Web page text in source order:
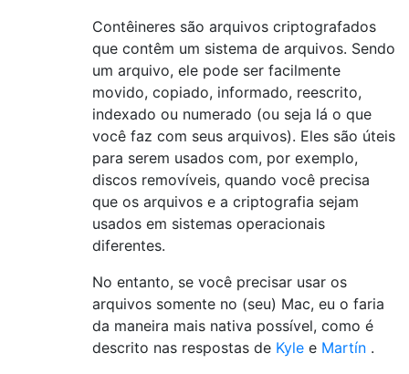
Contêineres são arquivos criptografados
que contêm um sistema de arquivos. Sendo
um arquivo, ele pode ser facilmente
movido, copiado, informado, reescrito,
indexado ou numerado (ou seja lá o que
você faz com seus arquivos). Eles são úteis
para serem usados ​​com, por exemplo,
discos removíveis, quando você precisa
que os arquivos e a criptografia sejam
usados ​​em sistemas operacionais
diferentes.
No entanto, se você precisar usar os
arquivos somente no (seu) Mac, eu o faria
da maneira mais nativa possível, como é
descrito nas respostas de Kyle e Martín .